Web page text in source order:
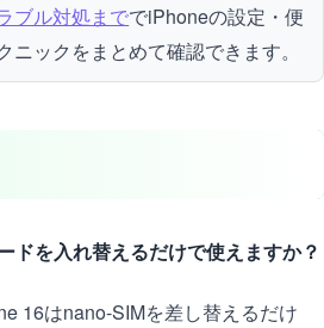
ブル対処まででiPhoneの設定・便
ックをまとめて確認できます。
ドを入れ替えるだけで使えますか？
16はnano-SIMを差し替えるだけ